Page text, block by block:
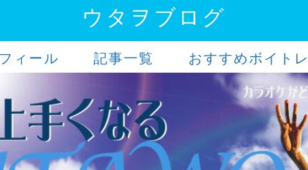
ウタヲブログ
ィール 記事一覧 おすすめボイト